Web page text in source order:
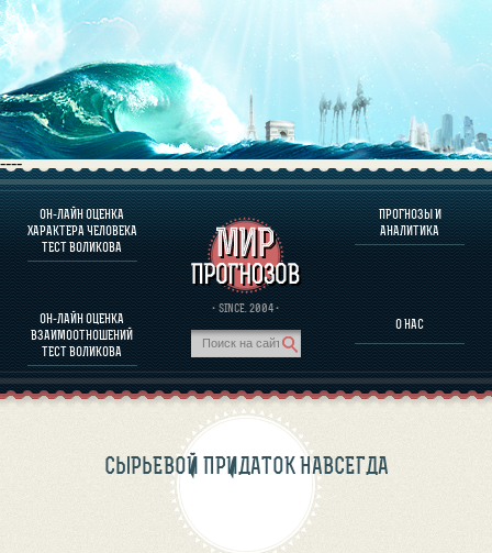
----
ОН-ЛАЙН ОЦЕНКА
ХАРАКТЕРА ЧЕЛОВЕКА
ТЕСТ ВОЛИКОВА
ОН-ЛАЙН ОЦЕНКА
ВЗАИМООТНОШЕНИЙ
ТЕСТ ВОЛИКОВА
· SINCE. 2004 ·
ПРОГНОЗЫ И
АНАЛИТИКА
О НАС
О ПРОГРАММЕ
ОЦЕНКА ХАРАКТЕРA ЧЕЛОВЕКА
ОЦЕНКА ХАРАКТЕРА ВЫДАЮЩИХСЯ ЛИЧНОСТЕЙ
О ПРОГРАММЕ
ПРОГНОЗЫ И АНАЛИТИКА
СЫРЬЕВОЙ ПРИДАТОК НАВСЕГДА